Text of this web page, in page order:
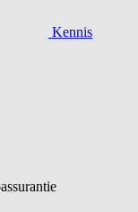
Kennis